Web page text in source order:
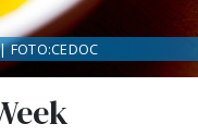
FOTO:CEDOC